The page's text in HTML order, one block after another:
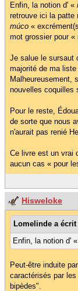
Enfin, la notion d' «
retrouve ici la patte
múco «
mot grossier pour «
Je salue le sursaut
majorité de ma
Malheureusement,
nouvelles coquilles
Pour le reste,
de sorte que nous
n'aurait pas renié
Ce livre est un vrai
aucun cas « pour
Hisweloke
Lomelinde a écrit
Enfin, la notion d' «
Peut-être induite
caractérisés par
bipèdes".